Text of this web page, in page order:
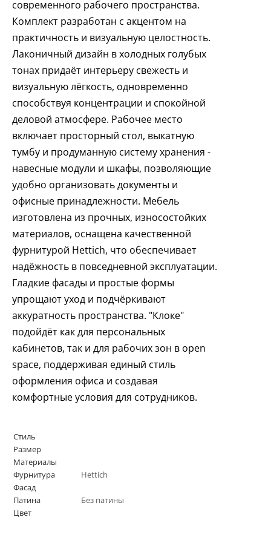
современного рабочего пространства.
Комплект разработан с акцентом на
практичность и визуальную целостность.
Лаконичный дизайн в холодных голубых
тонах придаёт интерьеру свежесть и
визуальную лёгкость, одновременно
способствуя концентрации и спокойной
деловой атмосфере. Рабочее место
включает просторный стол, выкатную
тумбу и продуманную систему хранения -
навесные модули и шкафы, позволяющие
удобно организовать документы и
офисные принадлежности. Мебель
изготовлена из прочных, износостойких
материалов, оснащена качественной
фурнитурой Hettich, что обеспечивает
надёжность в повседневной эксплуатации.
Гладкие фасады и простые формы
упрощают уход и подчёркивают
аккуратность пространства. "Клоке"
подойдёт как для персональных
кабинетов, так и для рабочих зон в open
space, поддерживая единый стиль
оформления офиса и создавая
комфортные условия для сотрудников.
Стиль
Размер
Материалы
Фурнитура
Hettich
Фасад
Патина
Без патины
Цвет